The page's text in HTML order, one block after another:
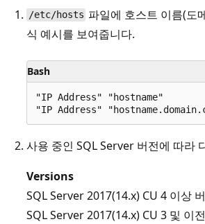
/etc/hosts 파일에 호스트 이름(도
식 예시를 보여줍니다.
Bash
"IP Address" "hostname"
사용 중인 SQL Server 버전에 따라
Versions
SQL Server 2017(14.x) CU 4 이상
SQL Server 2017(14.x) CU 3 및 이